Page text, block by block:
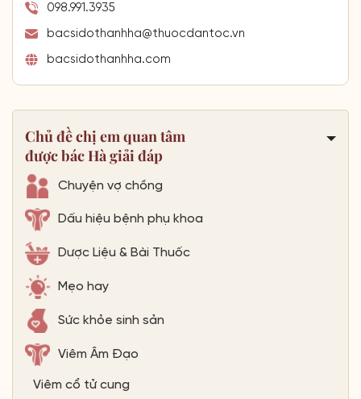
098.991.3935
bacsidothanhha@thuocdantoc.vn
bacsidothanhha.com
Chủ đề chị em quan tâm
được bác Hà giải đáp
Chuyện vợ chồng
Dấu hiệu bệnh phụ khoa
Dược Liệu & Bài Thuốc
Mẹo hay
Sức khỏe sinh sản
Viêm Âm Đạo
Viêm cổ tử cung